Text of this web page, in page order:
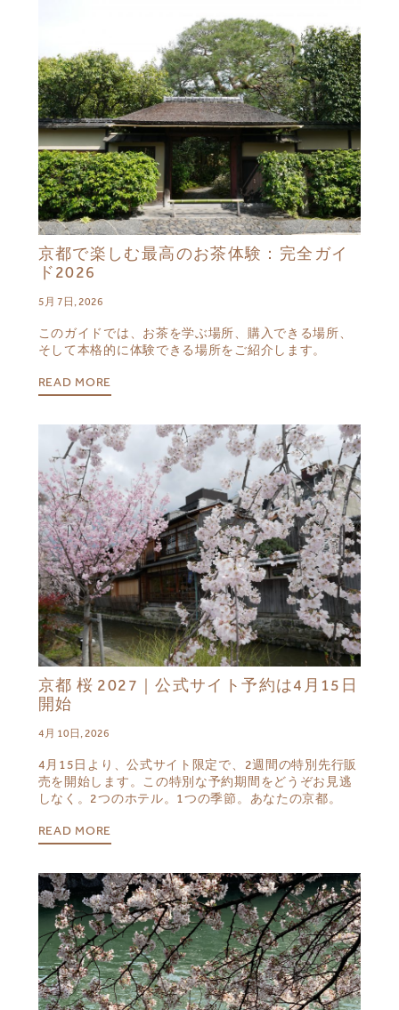
京都で楽しむ最高のお茶体験：完全ガイ
ド2026
5月 7日, 2026
このガイドでは、お茶を学ぶ場所、購入できる場所、
そして本格的に体験できる場所をご紹介します。
READ MORE
京都 桜 2027｜公式サイト予約は4月15日
開始
4月 10日, 2026
4月15日より、公式サイト限定で、2週間の特別先行販
売を開始します。この特別な予約期間をどうぞお見逃
しなく。2つのホテル。1つの季節。あなたの京都。
READ MORE